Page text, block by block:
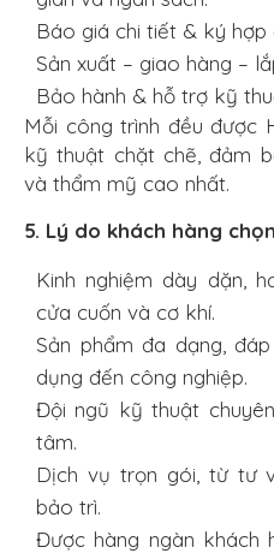
Báo giá chi tiết & ký hợp
Sản xuất – giao hàng –
Bảo hành & hỗ trợ kỹ
Mỗi công trình đều được
kỹ thuật chặt chẽ, đảm
và thẩm mỹ cao nhất.
5. Lý do khách hàng
Kinh nghiệm dày dặn,
cửa cuốn và cơ khí.
Sản phẩm đa dạng,
dụng đến công nghiệp.
Đội ngũ kỹ thuật
tâm.
Dịch vụ trọn gói, từ tư
bảo trì.
Được hàng ngàn khách